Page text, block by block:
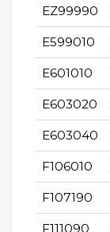
EZ99990
E599010
E601010
E603020
E603040
F106010
F107190
F111090